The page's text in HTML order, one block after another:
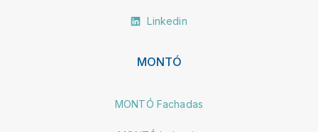
Linkedin
MONTÓ
MONTÓ Fachadas